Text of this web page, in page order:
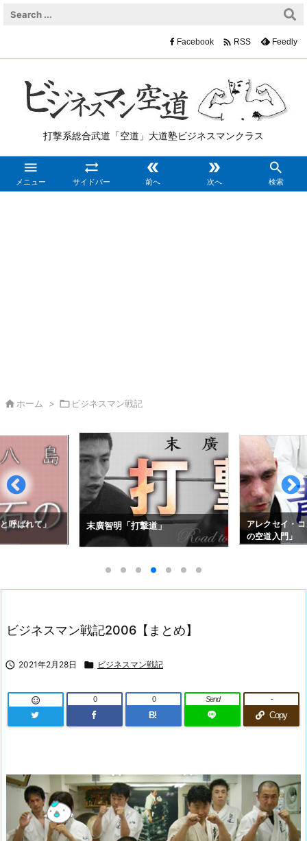
打撃系総合武道「空道」大道塾ビジネスマンクラス

メニュー

サイドバー

前へ

次へ

検索
Facebook  RSS Feedly
 ホーム >  ビジネスマン戦記
呼ばれて」 末廣智明「打撃道」
アレクセイ・
の空道入門」
ビジネスマン戦記2006【まとめ】
 2021年2月28日  ビジネスマン戦記
 0
B!
0 Send
Copy
-